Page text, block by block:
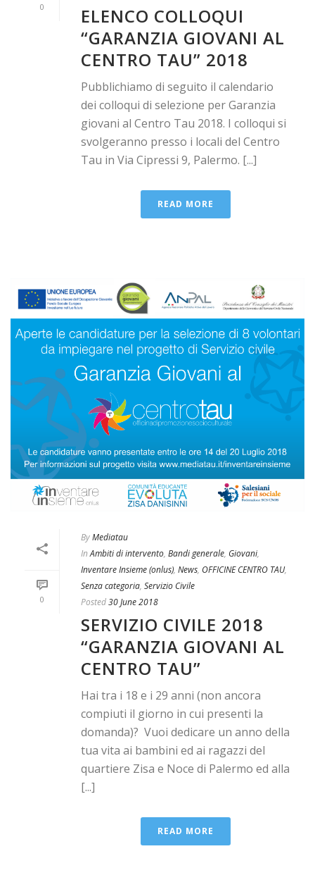
0
ELENCO COLLOQUI
“GARANZIA GIOVANI AL
CENTRO TAU” 2018
Pubblichiamo di seguito il calendario
dei colloqui di selezione per Garanzia
giovani al Centro Tau 2018. I colloqui si
svolgeranno presso i locali del Centro
Tau in Via Cipressi 9, Palermo. [...]
READ MORE
0
ByMediatau
In Ambiti di intervento, Bandi generale, Giovani,
Inventare Insieme (onlus), News, OFFICINE CENTRO TAU,
Senza categoria, Servizio Civile
Posted30 June 2018
SERVIZIO CIVILE 2018
“GARANZIA GIOVANI AL
CENTRO TAU”
Hai tra i 18 e i 29 anni (non ancora
compiuti il giorno in cui presenti la
domanda)? Vuoi dedicare un anno della
tua vita ai bambini ed ai ragazzi del
quartiere Zisa e Noce di Palermo ed alla
[...]
READ MORE